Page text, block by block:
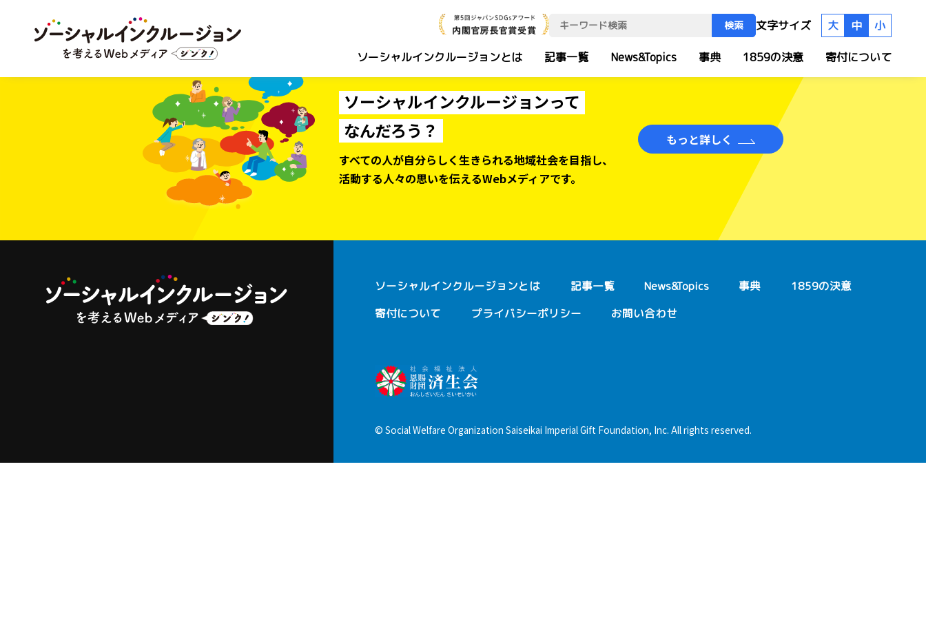
検索 文字サイズ 大 中 小
ソーシャルインクルージョンとは 記事一覧 News&Topics 事典 1859の決意 寄付について
Uh Oh. Something is missing. Try double checking things.
This is the error message in the archive.php template.
This is a widget ready area. Add some and they will appear here.
ソーシャルインクルージョンって
なんだろう？
すべての人が自分らしく生きられる地域社会を目指し、
活動する人々の思いを伝えるWebメディアです。
もっと詳しく
ソーシャルインクルージョンとは 記事一覧 News&Topics 事典
1859の決意
寄付について
プライバシーポリシー お問い合わせ
© Social Welfare Organization Saiseikai Imperial Gift Foundation, Inc. All rights reserved.